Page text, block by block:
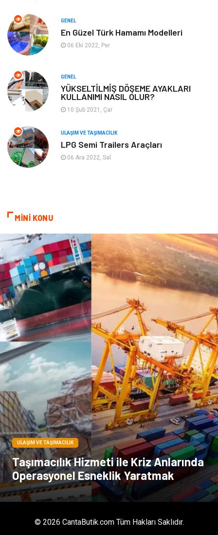
Tatil Finans & Ekonomi
Turizm
Aksesuar
Plastik
Ambalaj Eğlence
Pazarlama
Bilişim televizyon
Bebek Giyim Dernekler ve Birlikler
çiçek İnternet
Tarım & Hayvancılık Endüstriyel Ürünler
GENEL
En Güzel Türk Hamamı Modelleri
06 Eki 2022, Per
GENEL
YÜKSELTİLMİŞ DÖŞEME AYAKLARI
KULLANIMI NASIL OLUR?
10 Şub 2021, Çar
ULAŞIM VE TAŞIMACILIK
LPG Semi Trailers Araçları
06 Ara 2022, Sal
MİNİ KONU
ULAŞIM VE TAŞIMACILIK
Taşımacılık Hizmeti ile Kriz Anlarında
Operasyonel Esneklik Yaratmak
© 2026 CantaButik.com Tüm Hakları Saklıdır.